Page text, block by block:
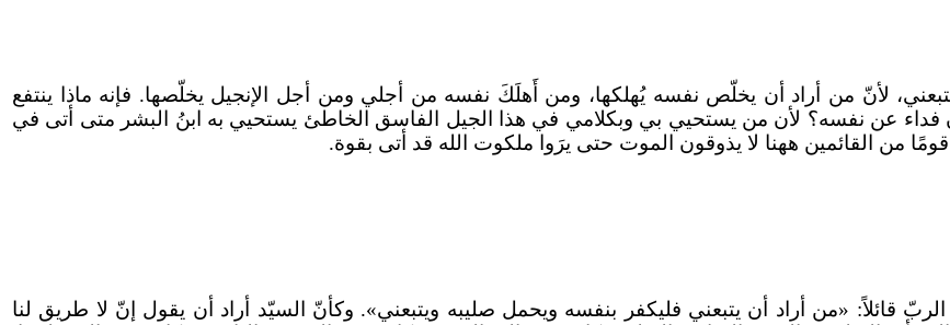
لأنّ من أراد أن يخلّص نفسه يُهلكها، ومن أَهلَكَ نفسه من أجلي ومن أجل الإنجيل يخلّصها. فإنه ماذا ينتفع
فداء عن نفسه؟ لأن من يستحيي بي وبكلامي في هذا الجيل الفاسق الخاطئ يستحيي به ابنُ البشر متى أتى في
من القائمين ههنا لا يذوقون الموت حتى يرَوا ملكوت الله قد أتى بقوة.
قائلاً: «من أراد أن يتبعني فليكفر بنفسه ويحمل صليبه ويتبعني». وكأنّ السيّد أراد أن يقول إنّ لا طريق لنا